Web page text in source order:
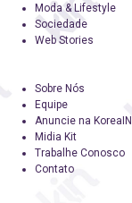
Moda & Lifestyle
Sociedade
Web Stories
Sobre Nós
Equipe
Anuncie na KoreaIN
Midia Kit
Trabalhe Conosco
Contato